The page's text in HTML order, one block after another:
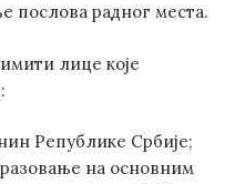
послова радног места.
лице које
Републике Србије;
на основним